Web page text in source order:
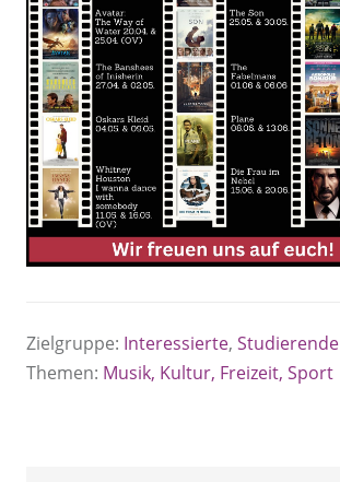
Zielgruppe: Interessierte, Studierende
Themen: Musik, Kultur, Freizeit, Sport